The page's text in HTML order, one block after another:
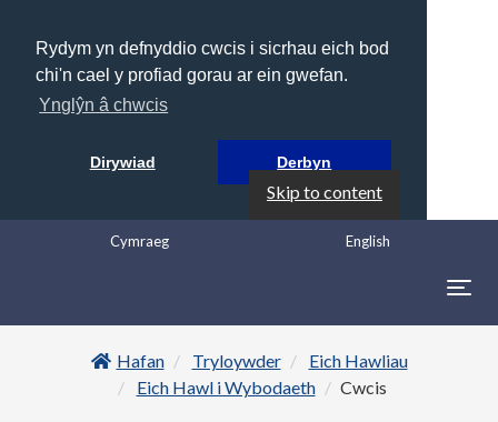
Rydym yn defnyddio cwcis i sicrhau eich bod
chi'n cael y profiad gorau ar ein gwefan.
Ynglŷn â chwcis
Dirywiad Derbyn
Skip to content
English
Cymraeg
Hafan
Tryloywder
Eich Hawliau
Eich Hawl i Wybodaeth
Cwcis